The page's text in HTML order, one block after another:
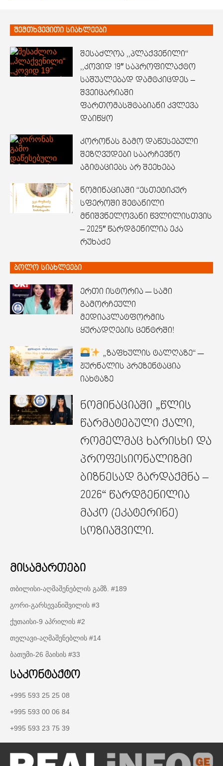
შემთხვევითი სიახლეები
შესაძლოა ,,პლაქვენილი“
,,კოვიდ 19″ საპროფილაქტო
საშუალებად დამტკიცდეს –
შვეიცარიაში
ფართომასშტაბიანი კვლევა
დაიწყო
კორონას გამო დაწესებული
შეზღვუდები საარჩევნო
აგიტაციებს არ შეეხება
ნომინაციაში “ესთეტიკურ
სფეროში შეტანილი
მნიშვნელოვანი წვლილისთვის
– 2025″ წარდგენილია ეკა
რუხაძე
ბოლო სიახლეები
ერთი ისტორია — სამი
გამორჩეული
მედიაპლატფორმის
ყურადღების ცენტრში!
„ზაფხულის ტალღაზე“ —
ჟურნალის პრეზენტაცია
იახტაზე
ნომინაციაში „წლის
წარმატებული ქალი,
რომელმაც ხარისხი და
პროფესიონალიზმი
ბიზნესად გარდაქმნა –
2026“ წარდგენილია
მაკო (ეკატერინე)
სოზიაშვილი.
მისამართები
თბილისი-აღმაშენებლის გამზ. #189
გორი-გარსევანიშვილის #3
ქუთაისი-9 აპრილის #2
თელავი-აღმაშენებლის #14
ბათუმი-26 მაისის #33
საკონტაქტო
+995 593 25 25 08
+995 593 00 06 84
+995 593 23 75 39